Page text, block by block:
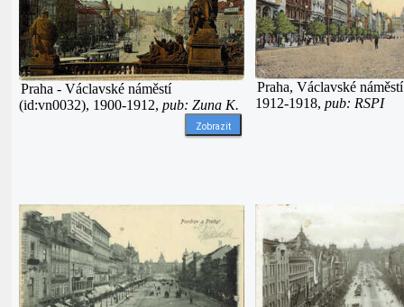
Praha - Václavské náměstí
(id:vn0032), 1900-1912, pub: Zuna K.
Zobrazit
Praha, Václavské
1912-1918, pub: RSPI